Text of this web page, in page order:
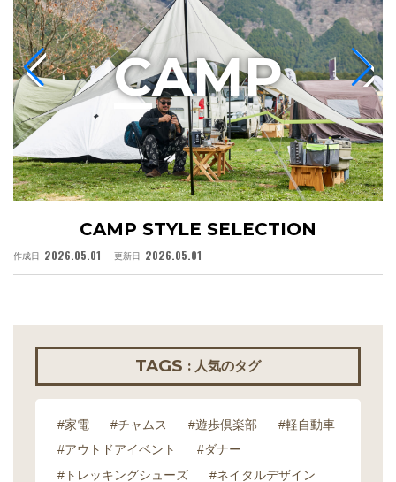
CAMP STYLE SELECTION
作成日 2026.05.01 更新日 2026.05.01
CAMP
TAGS : 人気のタグ
#家電 #チャムス #遊歩倶楽部
#軽自動車
#アウトドアイベント
#ダナー
#トレッキングシューズ
#ネイタルデザイン